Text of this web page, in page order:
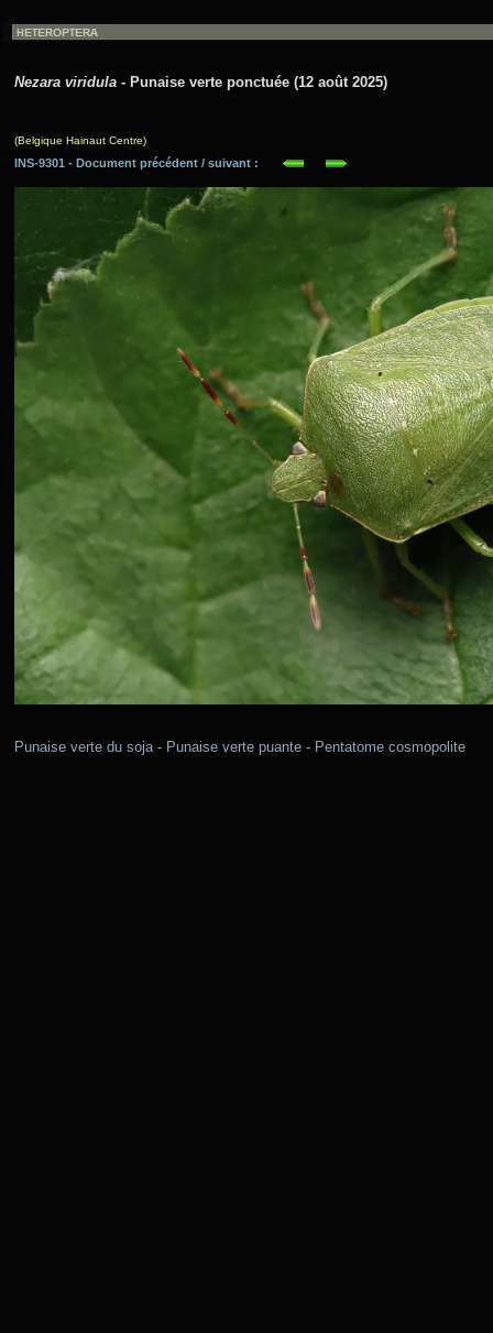
Nezara viridula - Punaise verte ponctuée (12 août 2025)
(Belgique Hainaut Centre)
INS-9301 - Document précédent / suivant :
Punaise verte du soja - Punaise verte puante - Pentatome cosmopolite